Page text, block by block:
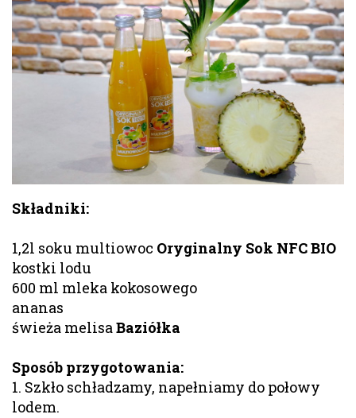
Składniki:
1,2l soku multiowoc Oryginalny Sok NFC BIO
kostki lodu
600 ml mleka kokosowego
ananas
świeża melisaBaziółka
Sposób przygotowania:
1. Szkło schładzamy, napełniamy do połowy
lodem.